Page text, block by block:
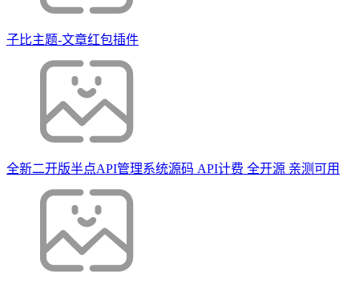
子比主题-文章红包插件
全新二开版半点API管理系统源码 API计费 全开源 亲测可用